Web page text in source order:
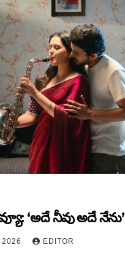
‘అదే నీవు అదే నేను’
EDITOR